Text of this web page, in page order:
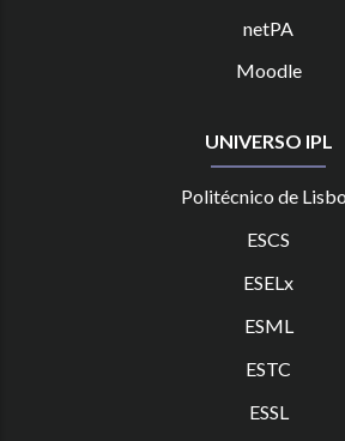
netPA
Moodle
UNIVERSO IPL
Politécnico de
ESCS
ESELx
ESML
ESTC
ESSL